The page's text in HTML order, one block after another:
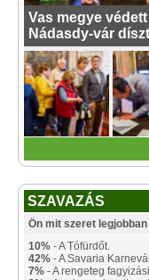
Vas megye
Nádasdy-vár
SZAVAZÁS
Ön mit szeret
10% - A Tófürdőt.
42% - A Savaria
7% - A rengeteg